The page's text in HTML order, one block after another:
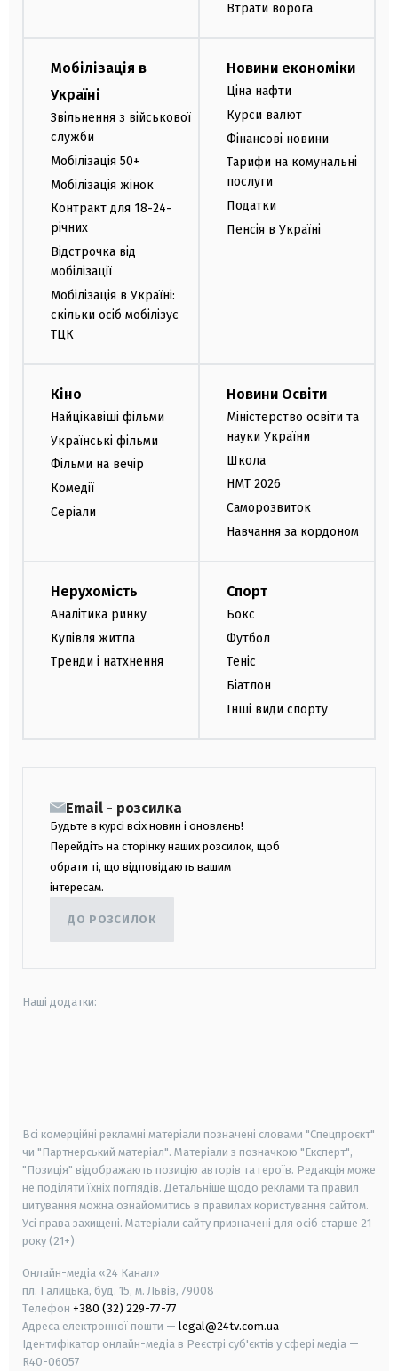
Втрати ворога
Мобілізація в
Україні
Звільнення з військової
служби
Мобілізація 50+
Мобілізація жінок
Контракт для 18-24-
річних
Відстрочка від
мобілізації
Мобілізація в Україні:
скільки осіб мобілізує
ТЦК
Новини економіки
Ціна нафти
Курси валют
Фінансові новини
Тарифи на комунальні
послуги
Податки
Пенсія в Україні
Кіно
Найцікавіші фільми
Українські фільми
Фільми на вечір
Комедії
Серіали
Новини Освіти
Міністерство освіти та
науки України
Школа
НМТ 2026
Саморозвиток
Навчання за кордоном
Нерухомість
Аналітика ринку
Купівля житла
Тренди і натхнення
Спорт
Бокс
Футбол
Теніс
Біатлон
Інші види спорту
Email - розсилка
Будьте в курсі всіх новин і оновлень!
Перейдіть на сторінку наших розсилок, щоб
обрати ті, що відповідають вашим
інтересам.
ДО РОЗСИЛОК
Наші додатки:
Всі комерційні рекламні матеріали позначені словами "Спецпроєкт"
чи "Партнерський матеріал". Матеріали з позначкою "Експерт",
"Позиція" відображають позицію авторів та героїв. Редакція може
не поділяти їхніх поглядів. Детальніше щодо реклами та правил
цитування можна ознайомитись в правилах користування сайтом.
Усі права захищені. Матеріали сайту призначені для осіб старше 21
року (21+)
Онлайн-медіа «24 Канал»
пл. Галицька, буд. 15, м. Львів, 79008
Телефон +380 (32) 229-77-77
Адреса електронної пошти — legal@24tv.com.ua
Ідентифікатор онлайн-медіа в Реєстрі суб'єктів у сфері медіа —
R40-06057